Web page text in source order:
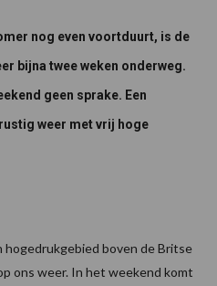
nog even voortduurt, is de
bijna twee weken onderweg.
geen sprake. Een
weer met vrij hoge
hogedrukgebied boven de Britse
ons weer. In het weekend komt